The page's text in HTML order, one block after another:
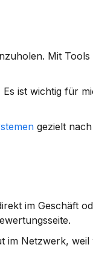
Mit
ist wichtig für
gezielt
im Geschäft
Netzwerk,